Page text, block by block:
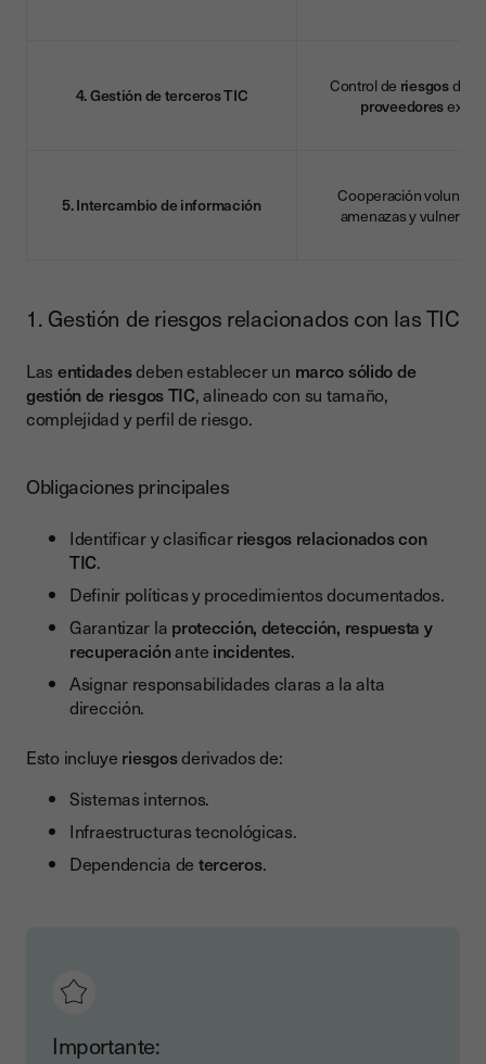
4. Gestión de terceros TIC Control de riesgos
proveedores
5. Intercambio de información
Cooperación
amenazas y
1. Gestión de riesgos relacionados con las TIC
Las entidadesdeben establecer un marco sólido de
gestión de riesgos TIC, alineado con su tamaño,
complejidad y perfil de riesgo.
Obligaciones principales
Identificar y clasificarriesgos relacionados con
TIC.
Definir políticas y procedimientos documentados.
Garantizar la protección, detección, respuesta y
recuperaciónante incidentes.
Asignar responsabilidades claras a la alta
dirección.
Esto incluye riesgosderivados de:
Sistemas internos.
Infraestructuras tecnológicas.
Dependencia de terceros.
Importante: